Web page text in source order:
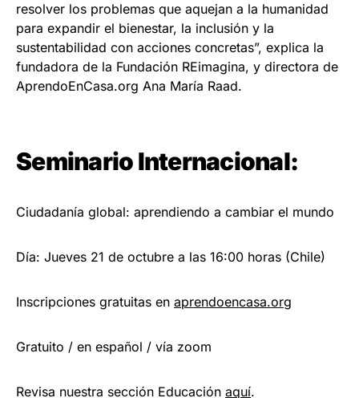
resolver los problemas que aquejan a la humanidad
para expandir el bienestar, la inclusión y la
sustentabilidad con acciones concretas”, explica la
fundadora de la Fundación REimagina, y directora de
AprendoEnCasa.org Ana María Raad.
Seminario Internacional:
Ciudadanía global: aprendiendo a cambiar el mundo
Día: Jueves 21 de octubre a las 16:00 horas (Chile)
Inscripciones gratuitas en aprendoencasa.org
Gratuito / en español / vía zoom
Revisa nuestra sección Educación aquí.